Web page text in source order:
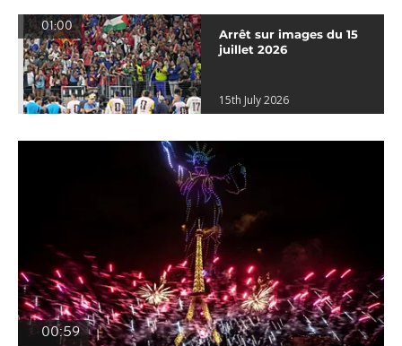
01:00
Arrêt sur images du 15
juillet 2026
15th July 2026
00:59